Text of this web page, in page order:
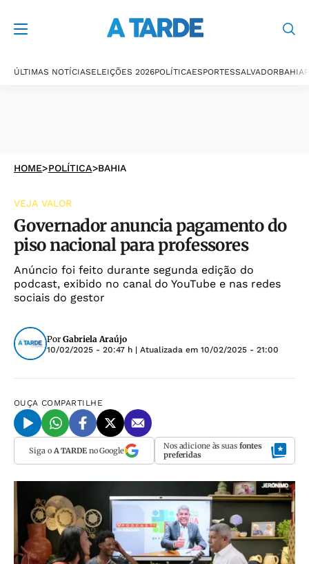
ÚLTIMAS NOTÍCIASELEIÇÕES 2026POLÍTICAESPORTESSALVADORBAHIA
HOME>POLÍTICA>BAHIA
VEJA VALOR
Governador anuncia pagamento do
piso nacional para professores
Anúncio foi feito durante segunda edição do
podcast, exibido no canal do YouTube e nas redes
sociais do gestor
Por Gabriela Araújo
10/02/2025 - 20:47 h | Atualizada em 10/02/2025 - 21:00
OUÇA COMPARTILHE
Siga o A TARDEno Google Nos adicione às suas fontes
preferidas